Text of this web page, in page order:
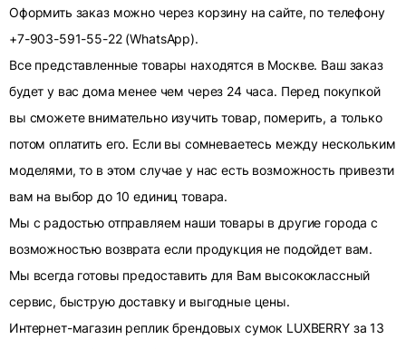
Оформить заказ можно через корзину на сайте, по телефону
+7-903-591-55-22 (WhatsApp).
Все представленные товары находятся в Москве. Ваш заказ
будет у вас дома менее чем через 24 часа. Перед покупкой
вы сможете внимательно изучить товар, померить, а только
потом оплатить его. Если вы сомневаетесь между нескольким
моделями, то в этом случае у нас есть возможность привезти
вам на выбор до 10 единиц товара.
Мы с радостью отправляем наши товары в другие города с
возможностью возврата если продукция не подойдет вам.
Мы всегда готовы предоставить для Вам высококлассный
сервис, быструю доставку и выгодные цены.
Интернет-магазин реплик брендовых сумок LUXBERRY за 13